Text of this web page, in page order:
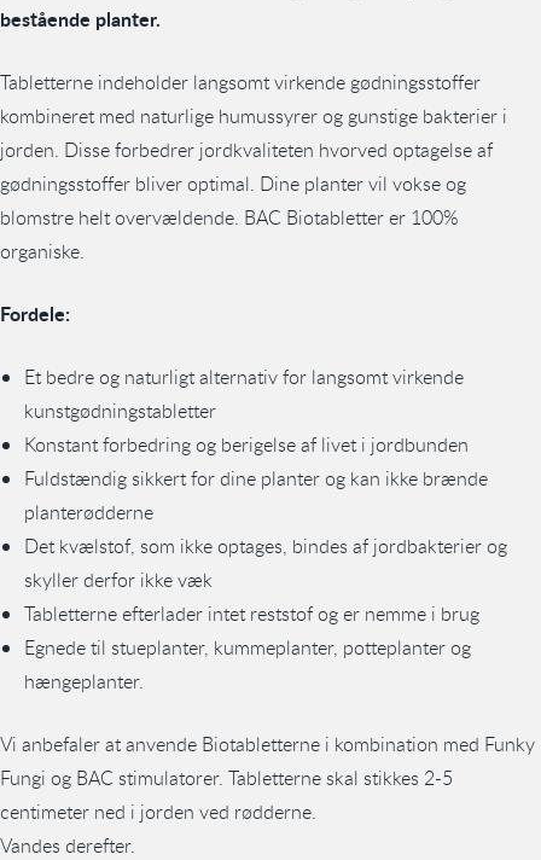
bestående planter.
Tabletterne indeholder langsomt virkende gødningsstoffer
kombineret med naturlige humussyrer og gunstige bakterier i
jorden. Disse forbedrer jordkvaliteten hvorved optagelse af
gødningsstoffer bliver optimal. Dine planter vil vokse og
blomstre helt overvældende. BAC Biotabletter er 100%
organiske.
Fordele:
Et bedre og naturligt alternativ for langsomt virkende
kunstgødningstabletter
Konstant forbedring og berigelse af livet i jordbunden
Fuldstændig sikkert for dine planter og kan ikke brænde
planterødderne
Det kvælstof, som ikke optages, bindes af jordbakterier og
skyller derfor ikke væk
Tabletterne efterlader intet reststof og er nemme i brug
Egnede til stueplanter, kummeplanter, potteplanter og
hængeplanter.
Vi anbefaler at anvende Biotabletterne i kombination med Funky
Fungi og BAC stimulatorer. Tabletterne skal stikkes 2-5
centimeter ned i jorden ved rødderne.
Vandes derefter.